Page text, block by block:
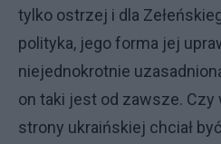
tylko ostrzej i dla
polityka, jego forma jej
niejednokrotnie
on taki jest od zawsze.
strony ukraińskiej chciał